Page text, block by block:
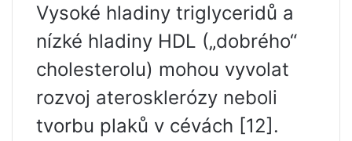
Vysoké hladiny triglyceridů a
nízké hladiny HDL („dobrého“
cholesterolu) mohou vyvolat
rozvoj aterosklerózy neboli
tvorbu plaků v cévách [12].